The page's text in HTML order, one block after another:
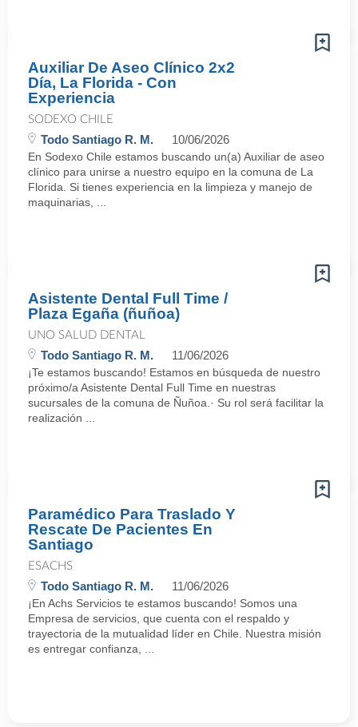
Auxiliar De Aseo Clínico 2x2
Día, La Florida - Con
Experiencia
SODEXO CHILE
Todo Santiago R. M. 10/06/2026
En Sodexo Chile estamos buscando un(a) Auxiliar de aseo
clínico para unirse a nuestro equipo en la comuna de La
Florida. Si tienes experiencia en la limpieza y manejo de
maquinarias, ...
Asistente Dental Full Time /
Plaza Egaña (ñuñoa)
UNO SALUD DENTAL
Todo Santiago R. M. 11/06/2026
¡Te estamos buscando! Estamos en búsqueda de nuestro
próximo/a Asistente Dental Full Time en nuestras
sucursales de la comuna de Ñuñoa.· Su rol será facilitar la
realización ...
Paramédico Para Traslado Y
Rescate De Pacientes En
Santiago
ESACHS
Todo Santiago R. M. 11/06/2026
¡En Achs Servicios te estamos buscando! Somos una
Empresa de servicios, que cuenta con el respaldo y
trayectoria de la mutualidad líder en Chile. Nuestra misión
es entregar confianza, ...